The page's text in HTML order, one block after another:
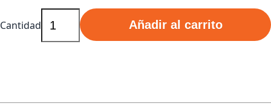
Cantidad Añadir al carrito